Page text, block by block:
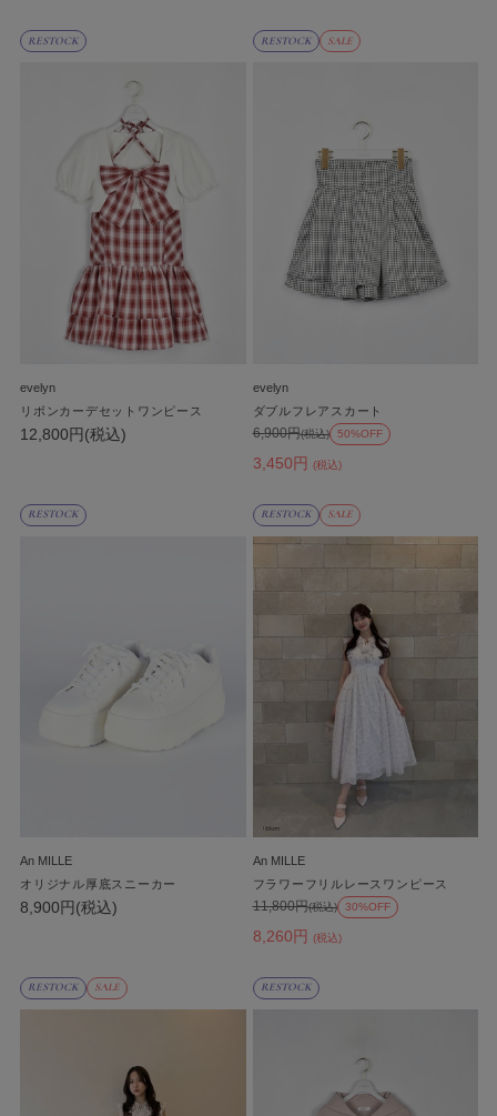
RESTOCK
evelyn
リボンカーデセットワンピース
12,800円(税込)
RESTOCK SALE
evelyn
ダブルフレアスカート
3,450円 (税込)
6,900円(税込) 50%OFF
RESTOCK
An MILLE
オリジナル厚底スニーカー
8,900円(税込)
RESTOCK SALE
An MILLE
フラワーフリルレースワンピース
8,260円 (税込)
11,800円(税込) 30%OFF
RESTOCK SALE RESTOCK